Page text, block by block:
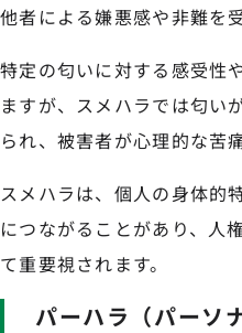
他者による嫌悪感や非難を
特定の匂いに対する感受性
ますが、スメハラでは匂い
られ、被害者が心理的な苦
スメハラは、個人の身体的
につながることがあり、人
て重要視されます。
パーハラ（パーソ